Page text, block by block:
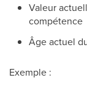
Valeur
compétence
Âge actuel
Exemple :